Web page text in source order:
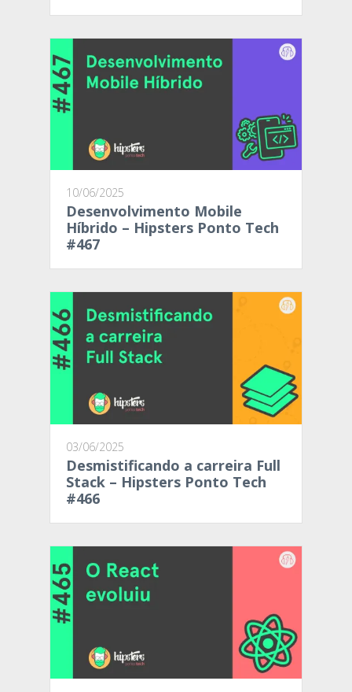
10/06/2025
Desenvolvimento Mobile
Híbrido – Hipsters Ponto Tech
#467
03/06/2025
Desmistificando a carreira Full
Stack – Hipsters Ponto Tech
#466